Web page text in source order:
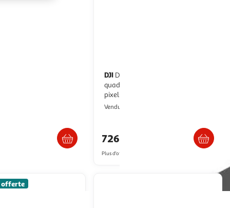
de
DJI
quadcoptère 50 mp 3840 x 2160
pixels 2788 mah noir, gris
Vendu par
726,00€
Plus d'offres à partir de
offerte